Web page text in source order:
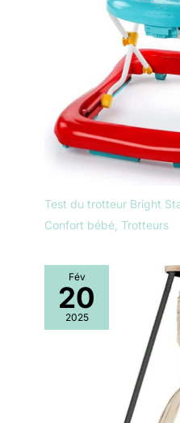
Test du trotteur Bright
Confort bébé Trotteurs
Fév
20
2025